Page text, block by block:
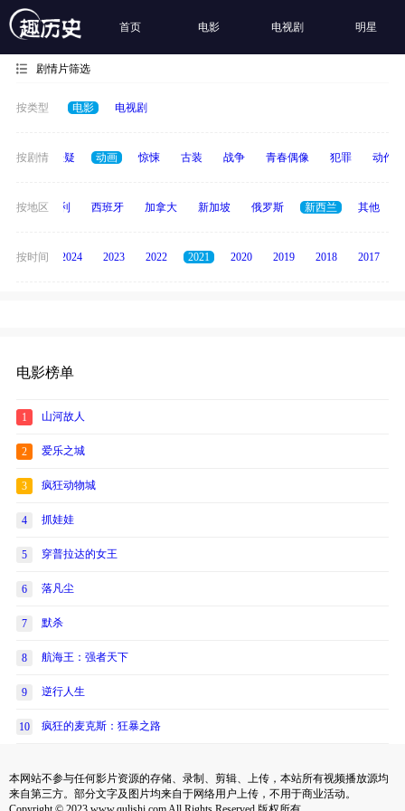
首页 电影 电视剧 明星
剧情片筛选
按类型 电影 电视剧
按剧情
家庭 悬疑 动画 惊悚 古装 战争 青春偶像 犯罪 动作
按地区
度 意大利 西班牙 加拿大 新加坡 俄罗斯 新西兰 其他
按时间
2025 2024 2023 2022 2021 2020 2019 2018 2017
电影榜单
1 山河故人
2 爱乐之城
3 疯狂动物城
4 抓娃娃
5 穿普拉达的女王
6 落凡尘
7 默杀
8 航海王：强者天下
9 逆行人生
10 疯狂的麦克斯：狂暴之路
本网站不参与任何影片资源的存储、录制、剪辑、上传，本站所有视频播放源均
来自第三方。部分文字及图片均来自于网络用户上传，不用于商业活动。